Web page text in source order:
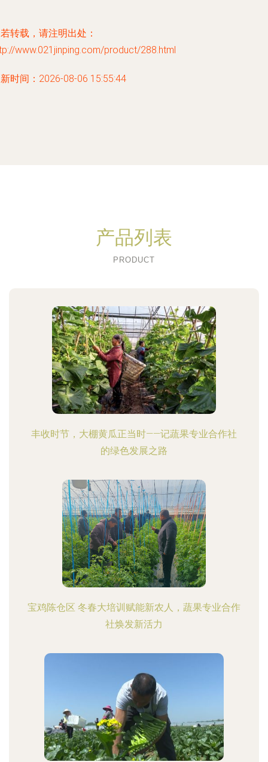
转载，请注明出处：
www.021jinping.com/product/288.html
时间：2026-08-06 15:55:44
产品列表
PRODUCT
丰收时节，大棚黄瓜正当时——记蔬果专业合作社
的绿色发展之路
宝鸡陈仓区 冬春大培训赋能新农人，蔬果专业合作
社焕发新活力